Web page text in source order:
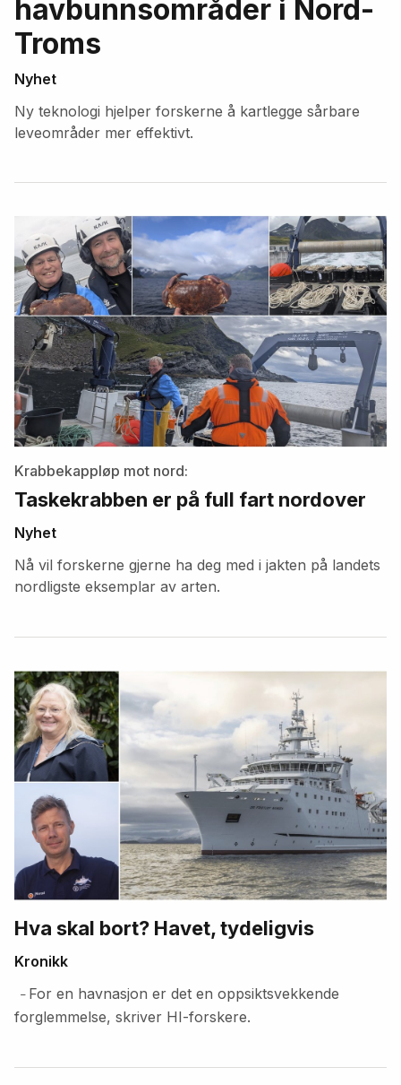
havbunnsområder i Nord-
Troms
Nyhet
Ny teknologi hjelper forskerne å kartlegge sårbare
leveområder mer effektivt.
Krabbekappløp mot nord:
Taskekrabben er på full fart nordover
Nyhet
Nå vil forskerne gjerne ha deg med i jakten på landets
nordligste eksemplar av arten.
Hva skal bort? Havet, tydeligvis
Kronikk
– For en havnasjon er det en oppsiktsvekkende
forglemmelse, skriver HI-forskere.